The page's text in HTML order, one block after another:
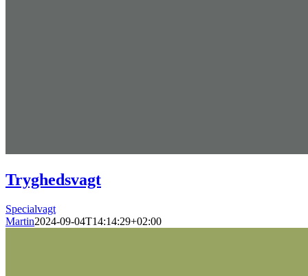
Tryghedsvagt
Specialvagt
Martin2024-09-04T14:14:29+02:00